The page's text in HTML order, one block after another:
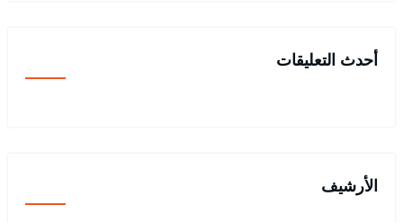
أحدث التعليقات
الأرشيف